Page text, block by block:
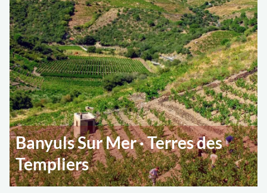
Banyuls Sur Mer · Terres des
Templiers